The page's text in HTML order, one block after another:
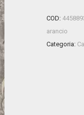
COD:
arancio
Categoria: